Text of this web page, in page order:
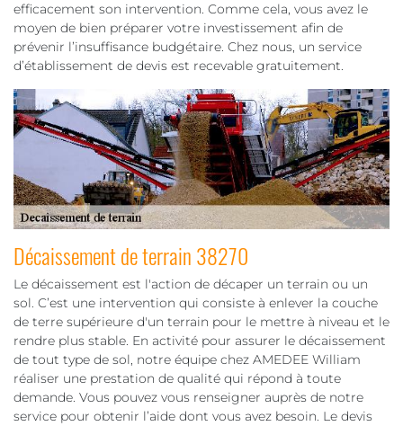
efficacement son intervention. Comme cela, vous avez le
moyen de bien préparer votre investissement afin de
prévenir l’insuffisance budgétaire. Chez nous, un service
d’établissement de devis est recevable gratuitement.
Décaissement de terrain 38270
Le décaissement est l'action de décaper un terrain ou un
sol. C’est une intervention qui consiste à enlever la couche
de terre supérieure d'un terrain pour le mettre à niveau et le
rendre plus stable. En activité pour assurer le décaissement
de tout type de sol, notre équipe chez AMEDEE William
réaliser une prestation de qualité qui répond à toute
demande. Vous pouvez vous renseigner auprès de notre
service pour obtenir l’aide dont vous avez besoin. Le devis